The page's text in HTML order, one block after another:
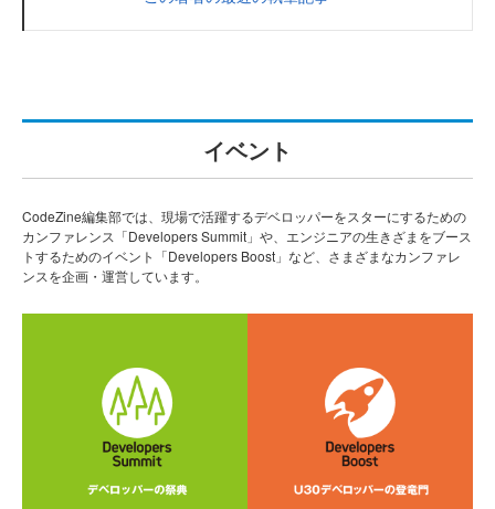
イベント
CodeZine編集部では、現場で活躍するデベロッパーをスターにするための
カンファレンス「Developers Summit」や、エンジニアの生きざまをブース
トするためのイベント「Developers Boost」など、さまざまなカンファレ
ンスを企画・運営しています。